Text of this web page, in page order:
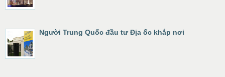
Người Trung Quốc đầu tư Địa ốc khắp nơi